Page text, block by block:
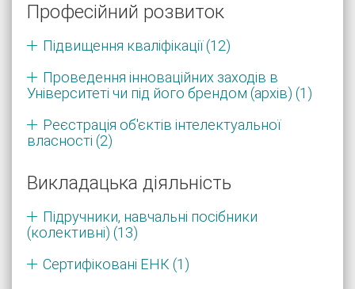
Професійний розвиток
Підвищення кваліфікації (12)
Проведення інноваційних заходів в
Університеті чи під його брендом (архів) (1)
Реєстрація об'єктів інтелектуальної
власності (2)
Викладацька діяльність
Підручники, навчальні посібники
(колективні) (13)
Сертифіковані ЕНК (1)